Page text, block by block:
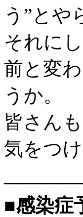
う”とや
それに
前と変
うか。
皆さん
気をつ
■感染症